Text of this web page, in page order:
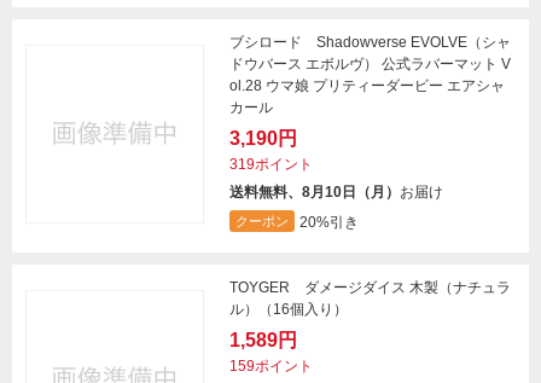
ブシロード Shadowverse EVOLVE（シャ
ドウバース エボルヴ） 公式ラバーマット V
ol.28 ウマ娘 プリティーダービー エアシャ
カール
3,190円
319ポイント
送料無料、8月10日（月） お届け
クーポン 20%引き
TOYGER ダメージダイス 木製（ナチュラ
ル）（16個入り）
1,589円
159ポイント